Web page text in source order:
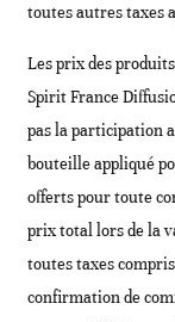
toutes autres taxes
Les prix des
Spirit France
pas la participation
bouteille appliqué
offerts pour toute
prix total lors de la
toutes taxes
confirmation de